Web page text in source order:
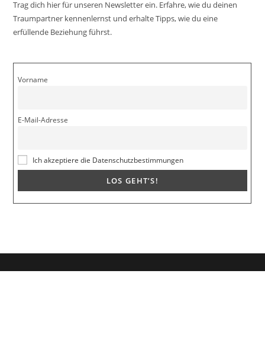
Trag dich hier für unseren Newsletter ein. Erfahre, wie du deinen
Traumpartner kennenlernst und erhalte Tipps, wie du eine
erfüllende Beziehung führst.
Vorname
E-Mail-Adresse
Ich akzeptiere die Datenschutzbestimmungen